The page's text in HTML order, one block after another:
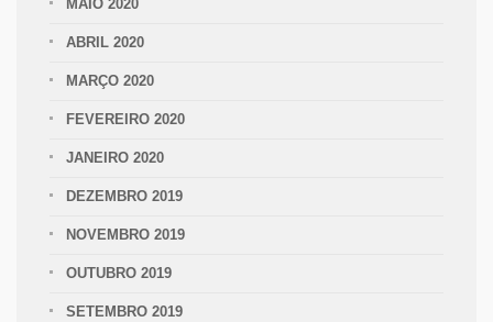
MAIO 2020
ABRIL 2020
MARÇO 2020
FEVEREIRO 2020
JANEIRO 2020
DEZEMBRO 2019
NOVEMBRO 2019
OUTUBRO 2019
SETEMBRO 2019